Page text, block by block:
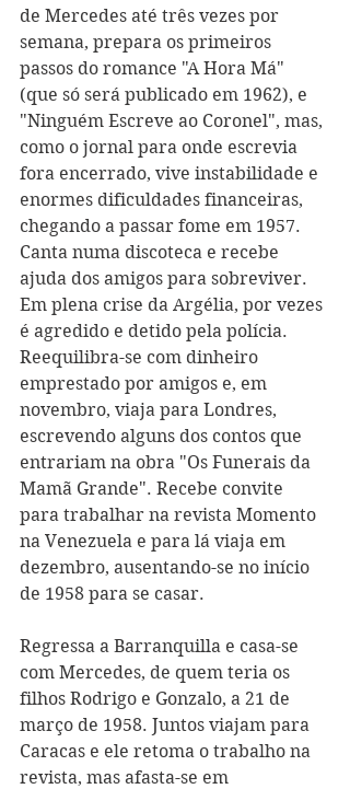
de Mercedes até três vezes por
semana, prepara os primeiros
passos do romance "A Hora Má"
(que só será publicado em 1962), e
"Ninguém Escreve ao Coronel", mas,
como o jornal para onde escrevia
fora encerrado, vive instabilidade e
enormes dificuldades financeiras,
chegando a passar fome em 1957.
Canta numa discoteca e recebe
ajuda dos amigos para sobreviver.
Em plena crise da Argélia, por vezes
é agredido e detido pela polícia.
Reequilibra-se com dinheiro
emprestado por amigos e, em
novembro, viaja para Londres,
escrevendo alguns dos contos que
entrariam na obra "Os Funerais da
Mamã Grande". Recebe convite
para trabalhar na revista Momento
na Venezuela e para lá viaja em
dezembro, ausentando-se no início
de 1958 para se casar.
Regressa a Barranquilla e casa-se
com Mercedes, de quem teria os
filhos Rodrigo e Gonzalo, a 21 de
março de 1958. Juntos viajam para
Caracas e ele retoma o trabalho na
revista, mas afasta-se em